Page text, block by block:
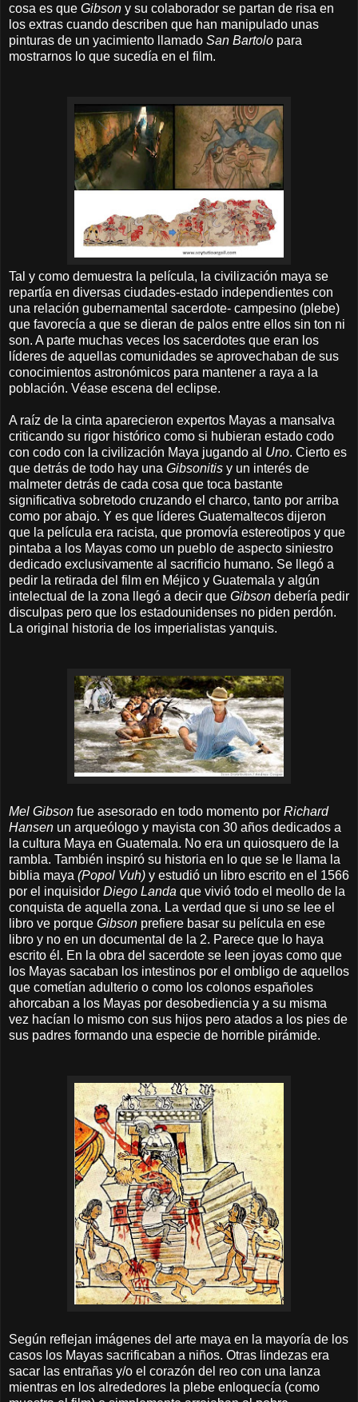
cosa es que Gibson y su colaborador se partan de risa en
los extras cuando describen que han manipulado unas
pinturas de un yacimiento llamado San Bartolo para
mostrarnos lo que sucedía en el film.
Tal y como demuestra la película, la civilización maya se
repartía en diversas ciudades-estado independientes con
una relación gubernamental sacerdote- campesino (plebe)
que favorecía a que se dieran de palos entre ellos sin ton ni
son. A parte muchas veces los sacerdotes que eran los
líderes de aquellas comunidades se aprovechaban de sus
conocimientos astronómicos para mantener a raya a la
población. Véase escena del eclipse.
A raíz de la cinta aparecieron expertos Mayas a mansalva
criticando su rigor histórico como si hubieran estado codo
con codo con la civilización Maya jugando al Uno. Cierto es
que detrás de todo hay una Gibsonitis y un interés de
malmeter detrás de cada cosa que toca bastante
significativa sobretodo cruzando el charco, tanto por arriba
como por abajo. Y es que líderes Guatemaltecos dijeron
que la película era racista, que promovía estereotipos y que
pintaba a los Mayas como un pueblo de aspecto siniestro
dedicado exclusivamente al sacrificio humano. Se llegó a
pedir la retirada del film en Méjico y Guatemala y algún
intelectual de la zona llegó a decir que Gibson debería pedir
disculpas pero que los estadounidenses no piden perdón.
La original historia de los imperialistas yanquis.
Mel Gibson fue asesorado en todo momento por Richard
Hansen un arqueólogo y mayista con 30 años dedicados a
la cultura Maya en Guatemala. No era un quiosquero de la
rambla. También inspiró su historia en lo que se le llama la
biblia maya (Popol Vuh) y estudió un libro escrito en el 1566
por el inquisidor Diego Landa que vivió todo el meollo de la
conquista de aquella zona. La verdad que si uno se lee el
libro ve porque Gibson prefiere basar su película en ese
libro y no en un documental de la 2. Parece que lo haya
escrito él. En la obra del sacerdote se leen joyas como que
los Mayas sacaban los intestinos por el ombligo de aquellos
que cometían adulterio o como los colonos españoles
ahorcaban a los Mayas por desobediencia y a su misma
vez hacían lo mismo con sus hijos pero atados a los pies de
sus padres formando una especie de horrible pirámide.
Según reflejan imágenes del arte maya en la mayoría de los
casos los Mayas sacrificaban a niños. Otras lindezas era
sacar las entrañas y/o el corazón del reo con una lanza
mientras en los alrededores la plebe enloquecía (como